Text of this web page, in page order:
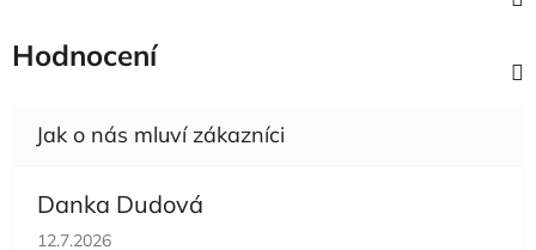
Hodnocení
Danka Dudová
Hodnocení obchodu je 5 z 5 hvězdiček.
12.7.2026